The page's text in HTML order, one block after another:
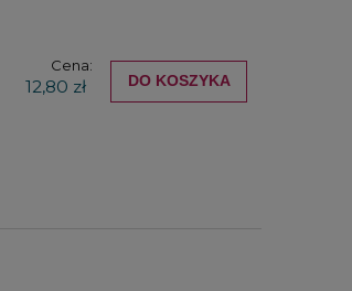
Cena:
12,80 zł DO KOSZYKA